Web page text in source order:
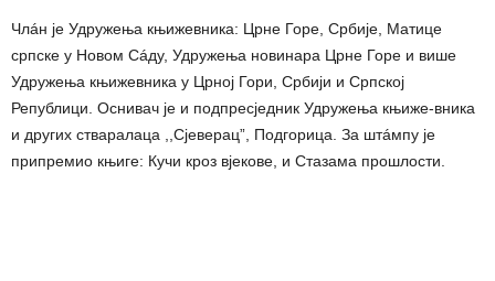
Члáн је Удружења књижевника: Црне Горе, Србије, Матице
српске у Новом Сáду, Удружења новинара Црне Горе и више
Удружења књижевника у Црној Гори, Србији и Српској
Републици. Оснивач је и подпресједник Удружења књиже-вника
и других стваралаца ,,Сјеверац”, Подгорица. За штáмпу је
припремио књиге: Кучи кроз вјекове, и Стазама прошлости.